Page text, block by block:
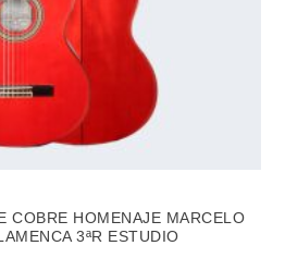
COBRE HOMENAJE MARCELO
3ªR ESTUDIO